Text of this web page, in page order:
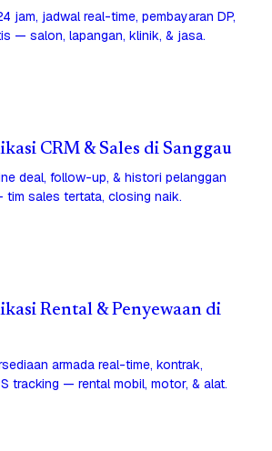
jam, jadwal real-time, pembayaran DP,
— salon, lapangan, klinik, & jasa.
CRM & Sales di Sanggau
deal, follow-up, & histori pelanggan
tim sales tertata, closing naik.
Rental & Penyewaan di
armada real-time, kontrak,
tracking — rental mobil, motor, & alat.